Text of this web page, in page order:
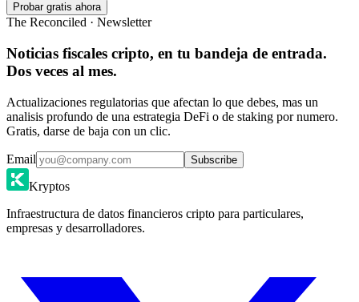
Probar gratis ahora
The Reconciled · Newsletter
Noticias fiscales cripto, en tu bandeja de entrada.
Dos veces al mes.
Actualizaciones regulatorias que afectan lo que debes, mas un
analisis profundo de una estrategia DeFi o de staking por numero.
Gratis, darse de baja con un clic.
Email Subscribe
Kryptos
Infraestructura de datos financieros cripto para particulares,
empresas y desarrolladores.